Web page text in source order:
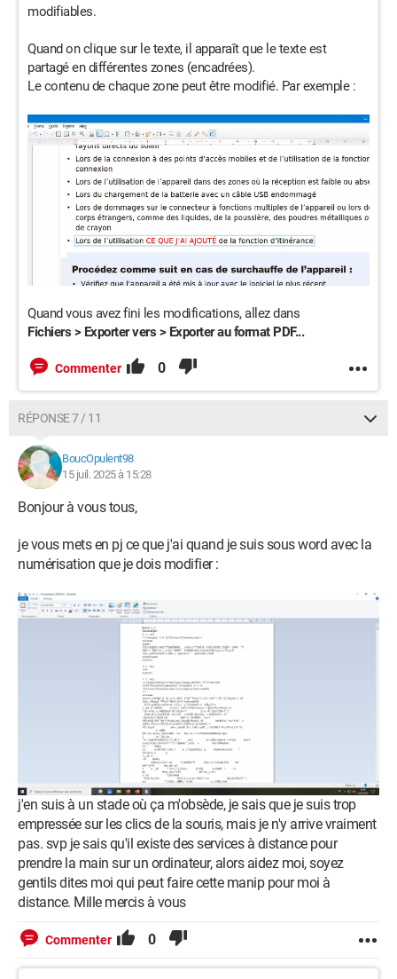
modifiables.
Quand on clique sur le texte, il apparaît que le texte est
partagé en différentes zones (encadrées).
Le contenu de chaque zone peut être modifié. Par exemple :
Quand vous avez fini les modifications, allez dans
Fichiers > Exporter vers > Exporter au format PDF...
Commenter 0
RÉPONSE 7 / 11
BoucOpulent98
15 juil. 2025 à 15:28
Bonjour à vous tous,
je vous mets en pj ce que j'ai quand je suis sous word avec la
numérisation que je dois modifier :
j'en suis à un stade où ça m'obsède, je sais que je suis trop
empressée sur les clics de la souris, mais je n'y arrive vraiment
pas. svp je sais qu'il existe des services à distance pour
prendre la main sur un ordinateur, alors aidez moi, soyez
gentils dites moi qui peut faire cette manip pour moi à
distance. Mille mercis à vous
Commenter 0